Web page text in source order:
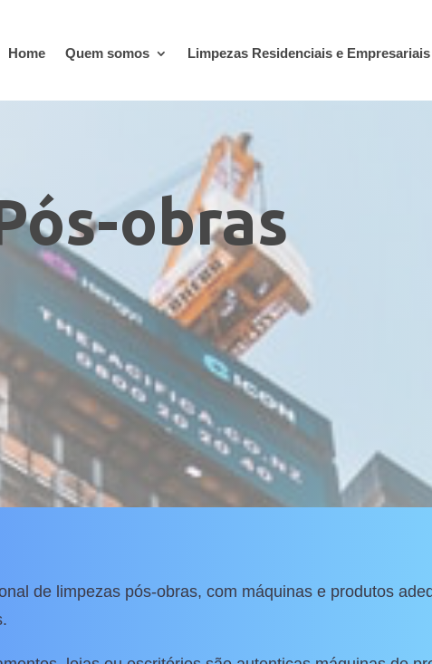
Home Quem somos Limpezas Residenciais e Empresariais
obras
de limpezas pós-obras, com máquinas e produtos